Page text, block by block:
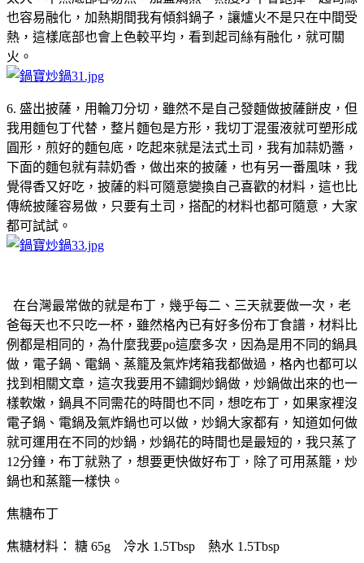
也容易融化，加熱期間我有傾斜鍋子，讓爐火不是只在中間受
熱，這樣底部也會上色較平均，看到起司絲有融化，就可關
火。
6. 盛出披薩，用輪刀分切，雖然不是自己發麵做披薩餅皮，但
我用麵包丁代替，整片麵包是方形，我切丁混蛋液就可塑形成
圓形，煎好的麵包底，吃起來就是法式土司，我有加蒜奶醬，
下面的麵包就有蒜奶香，做出來的披薩，也有另一番風味，我
覺得香又好吃，披薩的料可隨意變換自己喜歡的材料，這也比
傳統披蕯容易做，只要有土司，搭配的材料也都可隨意，大家
都可試試。
在台灣最常做的就是布丁，幾乎每二、三天就要做一次，老
爸每天也不只吃一杯，雖然格內已有好多份布丁食譜，材料比
例都是相同的，為什麼我要po這麼多次，因為是用不同的鍋具
做，電子鍋、電鍋、蒸籠及氣炸烤箱我都做過，格內也都可以
找到相關文章，這次我要用不鏽鋼炒鍋做，炒鍋做出來的也一
樣軟嫩，鍋具不同需花的時間也不同，想吃布丁，如果家裡沒
電子鍋、電鍋及氣炸鍋也可以做，炒鍋大家都有，知道如何做
就可運用在不同的炒鍋，炒鍋花的時間也是最短的，我只蒸了
12分鐘，布丁就熟了，想要更快做好布丁，除了可用蒸籠，炒
鍋也和蒸籠一樣快。
焦糖布丁
焦糖材料： 糖 65g 冷水 1.5Tbsp 熱水 1.5Tbsp